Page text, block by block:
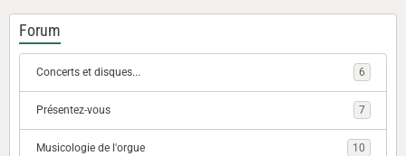
Forum
Concerts et disques... 6
Présentez-vous 7
Musicologie de l'orgue 10